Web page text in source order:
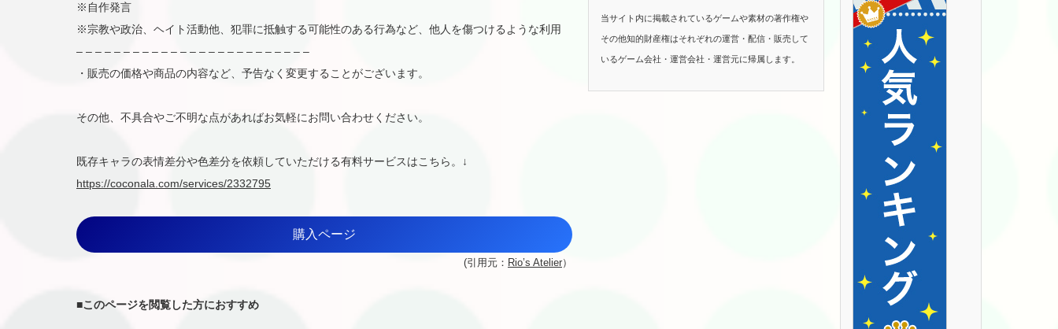
※自作発言
※宗教や政治、ヘイト活動他、犯罪に抵触する可能性のある行為など、他人を傷つけるような利用
– – – – – – – – – – – – – – – – – – – – – – – – –
・販売の価格や商品の内容など、予告なく変更することがございます。
その他、不具合やご不明な点があればお気軽にお問い合わせください。
既存キャラの表情差分や色差分を依頼していただける有料サービスはこちら。↓
https://coconala.com/services/2332795
購入ページ
(引用元： Rio’s Atelier）
■このページを閲覧した方におすすめ
当サイト内に掲載されているゲームや素材の著作権や
その他知的財産権はそれぞれの運営・配信・販売して
いるゲーム会社・運営会社・運営元に帰属します。